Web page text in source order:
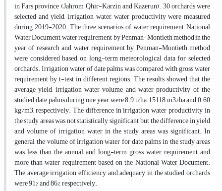
in Fars province (Jahrom, Qhir-Karzin and Kazerun). 30 orchards were
selected and yield, irrigation water, water productivity were measured
during 2019-2020. The three scenarios of water requirement, National
Water Document, water requirement by Penman-Montieth method in the
year of research and water requirement by Penman-Montieth method
were considered based on long-term meteorological data for selected
orchards. Irrigation water of date palms was compared with gross water
requirement by t-test in different regions. The results showed that the
average yield, irrigation water volume and water productivity of the
studied date palms during one year were 8.9 t/ha, 15118 m3/ha and 0.60
kg/m3, respectively. The difference in irrigation water productivity in
the study areas was not statistically significant, but the difference in yield
and volume of irrigation water in the study areas was significant. In
general, the volume of irrigation water for date palms in the study areas
was less than the annual and long-term gross water requirement and
more than water requirement based on the National Water Document.
The average irrigation efficiency and adequacy in the studied orchards
were 91% and 86%, respectively.